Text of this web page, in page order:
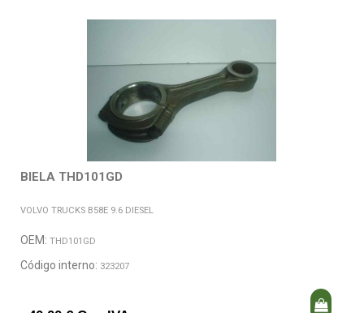
BIELA THD101GD
VOLVO TRUCKS B58E 9.6 DIESEL
OEM: THD101GD
Código interno: 323207